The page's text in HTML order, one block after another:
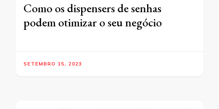
Como os dispensers de senhas
podem otimizar o seu negócio
SETEMBRO 15, 2023